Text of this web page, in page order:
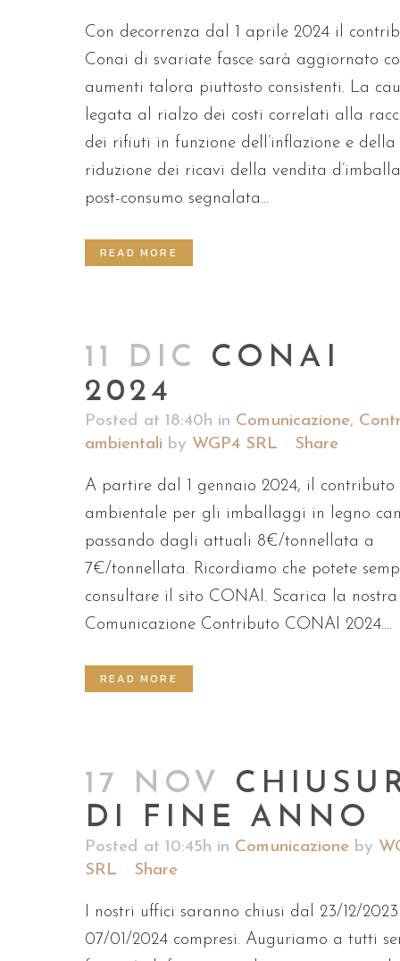
Con decorrenza dal 1 aprile 2024 il
Conai di svariate fasce sarà aggiornato
aumenti talora piuttosto consistenti. La
legata al rialzo dei costi correlati alla
dei rifiuti in funzione dell’inflazione e della
riduzione dei ricavi della vendita
post-consumo segnalata...
READ MORE
11 DIC
CONAI
2024
Posted at 18:40h in Comunicazione,
ambientali by WGP4 SRL Share
A partire dal 1 gennaio 2024, il contributo
ambientale per gli imballaggi in legno
passando dagli attuali 8€/tonnellata a
7€/tonnellata. Ricordiamo che potete
consultare il sito CONAI. Scarica la nostra
Comunicazione Contributo CONAI 2024....
READ MORE
17 NOV
DI FINE ANNO
Posted at 10:45h in Comunicazione by
SRL
Share
I nostri uffici saranno chiusi dal 23/12/
07/01/2024 compresi. Auguriamo a tutti